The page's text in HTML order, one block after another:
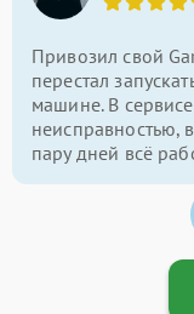
Привозил свой
перестал
машине. В
неисправностью,
пару дней всё